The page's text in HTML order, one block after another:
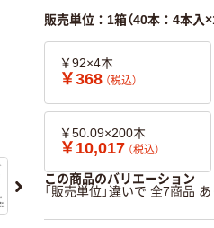
販売単位：1箱（40本：4本入
￥92×4本
￥368 （税込）
￥50.09×200本
￥10,017 （税込）
この商品のバリエーション
「販売単位」違いで 全7商品 あ